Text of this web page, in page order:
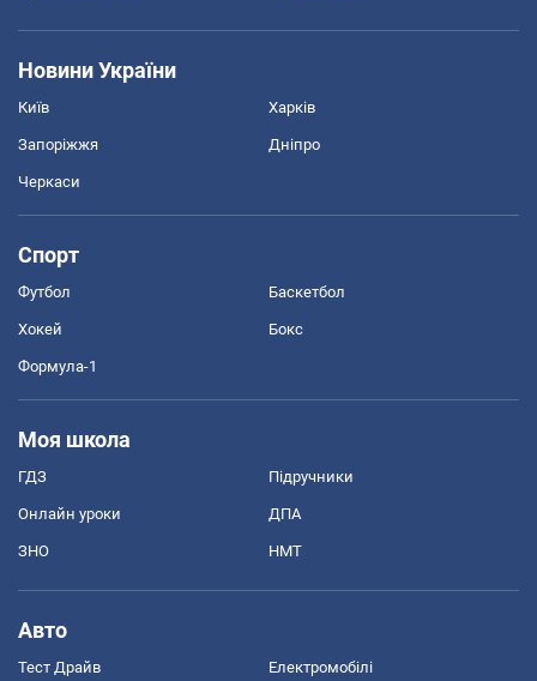
Новини України
Київ Харків
Запоріжжя Дніпро
Черкаси
Спорт
Футбол Баскетбол
Хокей Бокс
Формула-1
Моя школа
ГДЗ Підручники
Онлайн уроки ДПА
ЗНО НМТ
Авто
Тест Драйв Електромобілі